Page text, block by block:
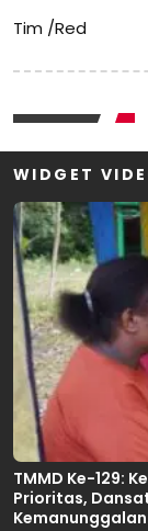
Tim /Red
WIDGET
TMMD Ke-129:
Prioritas,
Kemanunggalan